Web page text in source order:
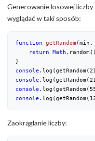
Generowanie losowej liczby
wyglądać w taki sposób:
function getRandom (min,
return Math
console .log(getRandom(21
console .log(getRandom(21
console .log(getRandom(
console .log(getRandom(
Zaokrąglanie liczby: